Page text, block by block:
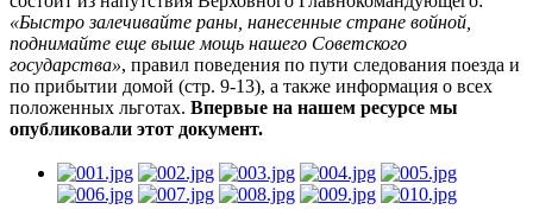
«Быстро залечивайте раны, нанесенные стране войной,
поднимайте еще выше мощь нашего Советского
государства», правил поведения по пути следования поезда и
по прибытии домой (стр. 9-13), а также информация о всех
положенных льготах. Впервые на нашем ресурсе мы
опубликовали этот документ.